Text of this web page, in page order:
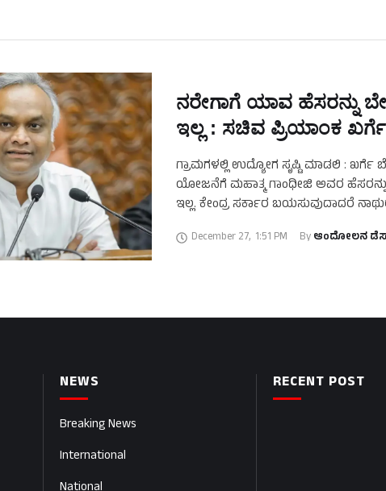
ನರೇಗಾಗೆ ಯಾವ ಹೆಸರನ್ನು
ಇಲ್ಲ : ಸಚಿವ ಪ್ರಿಯಾಂಕ ಖರ್ಗೆ
ಗ್ರಾಮಗಳಲ್ಲಿ ಉದ್ಯೋಗ ಸೃಷ್ಟಿ ಮಾಡಲಿ : ಖರ್ಗೆ
ಯೋಜನೆಗೆ ಮಹಾತ್ಮ ಗಾಂಧೀಜಿ ಅವರ
ಇಲ್ಲ. ಕೇಂದ್ರ ಸರ್ಕಾರ ಬಯಸುವುದಾದರೆ
December 27, 1:51 PM By ಆಂದೋಲನ
NEWS
Breaking News
International
RECENT POST